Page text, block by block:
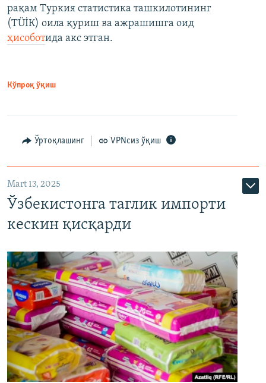
рақам Туркия статистика ташкилотининг
(ТÜİК) оила қуриш ва ажрашишга оид
ҳисоботида акс этган.
Кўпроқ ўқиш
Ўртоқлашинг VPNсиз ўқиш
Mart 13, 2025
Ўзбекистонга таглик импорти
кескин қисқарди